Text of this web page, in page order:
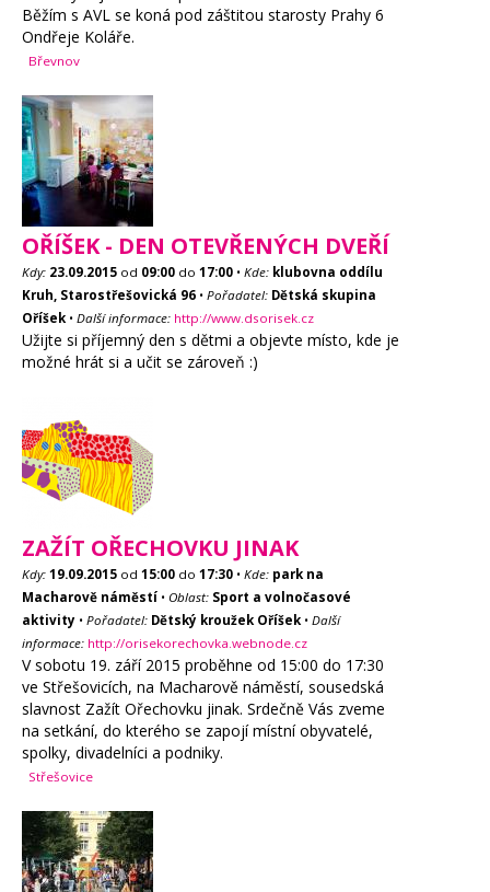
Běžím s AVL se koná pod záštitou starosty Prahy 6
Ondřeje Koláře.
Břevnov
OŘÍŠEK - DEN OTEVŘENÝCH DVEŘÍ
Kdy: 23.09.2015 od 09:00 do 17:00 • Kde: klubovna oddílu
Kruh, Starostřešovická 96 • Pořadatel: Dětská skupina
Oříšek• Další informace: http://www.dsorisek.cz
Užijte si příjemný den s dětmi a objevte místo, kde je
možné hrát si a učit se zároveň :)
ZAŽÍT OŘECHOVKU JINAK
Kdy: 19.09.2015 od 15:00 do 17:30 • Kde: park na
Macharově náměstí • Oblast: Sport a volnočasové
aktivity • Pořadatel: Dětský kroužek Oříšek• Další
informace: http://orisekorechovka.webnode.cz
V sobotu 19. září 2015 proběhne od 15:00 do 17:30
ve Střešovicích, na Macharově náměstí, sousedská
slavnost Zažít Ořechovku jinak. Srdečně Vás zveme
na setkání, do kterého se zapojí místní obyvatelé,
spolky, divadelníci a podniky.
Střešovice